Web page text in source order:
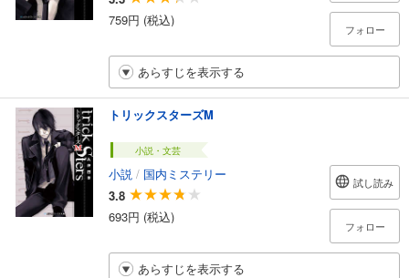
759円 (税込)
フォロー
あらすじを表示する
トリックスターズM
小説・文芸
小説 / 国内ミステリー
3.8
693円 (税込)
試し読み
フォロー
あらすじを表示する